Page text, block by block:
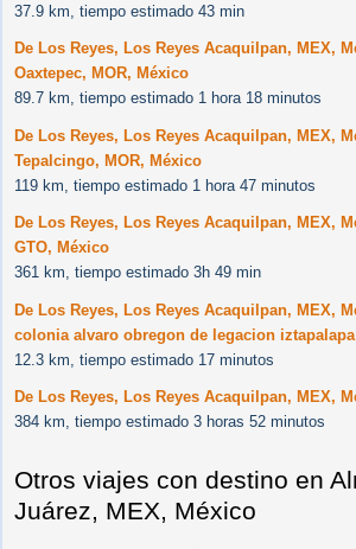
37.9 km, tiempo estimado 43 min
De Los Reyes, Los Reyes Acaquilpan, MEX,
Oaxtepec, MOR, México
89.7 km, tiempo estimado 1 hora 18 minutos
De Los Reyes, Los Reyes Acaquilpan, MEX,
Tepalcingo, MOR, México
119 km, tiempo estimado 1 hora 47 minutos
De Los Reyes, Los Reyes Acaquilpan, MEX,
GTO, México
361 km, tiempo estimado 3h 49 min
De Los Reyes, Los Reyes Acaquilpan, MEX,
colonia alvaro obregon de legacion iztapalapa
12.3 km, tiempo estimado 17 minutos
De Los Reyes, Los Reyes Acaquilpan, MEX,
384 km, tiempo estimado 3 horas 52 minutos
Otros viajes con destino en
Juárez, MEX, México